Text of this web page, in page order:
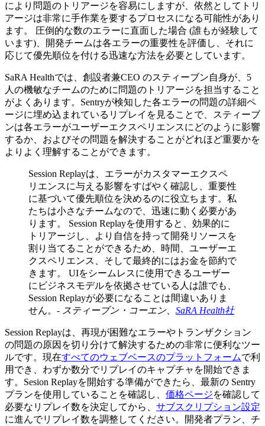
により問題のトリアージを容易にしますが、依然としてトリ
アージは非常に手作業を要するプロセスになる可能性があり
ます。 圧倒的な数のエラーに直面した場合 (誰もが経験して
います)、開発チームは各エラーの重要性を評価し、それに
応じて優先順位を付ける迅速な方法を必要としています。
SaRA Healthでは、創設者兼CEO のスティーブン自身が、5
人の機敏なチームのために問題のトリアージを担当すること
がよくあります。Sentryが検知した各エラーの問題の詳細ペ
ージに埋め込まれているリプレイを見ることで、スティーブ
ンは各エラーがユーザーエクスペリエンスにどのように影響
するか、およびその問題を解決することがどれほど重要かを
よりよく理解することができます。
Session Replayは、エラーがカスタマーエクスペ
リエンスに与える影響をすばやく確認し、重要性
に基づいて優先順位を決めるのに役立ちます。私
たちは小さなチームなので、迅速に動く必要があ
ります。 Session Replayを使用すると、効果的に
トリアージし、より自信を持って開発リソースを
割り当てることができるため、時間、ユーザーエ
クスペリエンス、そして最終的にはお金を節約で
きます。 UIをシームレスに使用できるユーザー
にビジネスモデルを依拠させている人は誰でも、
Session Replayが必要になることは間違いありま
せん。- スティーブン・コーエン、 SaRA Health社
Session Replayは、再現が困難なエラーやトランザクション
の問題の原因を切り分けて解決するための非常に便利なツー
ルです。現在すべてのウェブベースのプラットフォームで利
用でき、わずか数分でリプレイのキャプチャを開始できま
す。Sesion Replayを開始する準備ができたら、最新の Sentry
プランを使用していることを確認し、 価格ページを確認して
必要なリプレイ数を決定してから、 サブスクリプション設定
に進んでリプレイ数を調整してください。開発者プラン、チ